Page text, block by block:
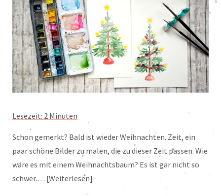
Lesezeit: 2 Minuten
Schon gemerkt? Bald ist wieder Weihnachten. Zeit, ein
paar schöne Bilder zu malen, die zu dieser Zeit passen. Wie
wäre es mit einem Weihnachtsbaum? Es ist gar nicht so
schwer.… Weiterlesen